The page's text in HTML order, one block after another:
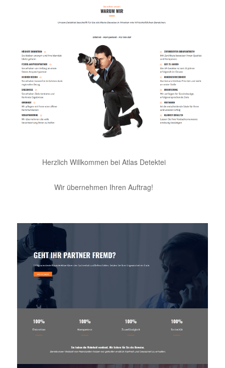
Herzlich Willkommen bei Atlas Detektei
Wir übernehmen Ihren Auftrag!